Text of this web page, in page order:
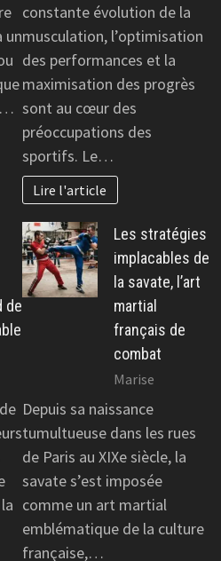
un
constante évolution de la
musculation, l’optimisation
des performances et la
maximisation des progrès
sont au cœur des
préoccupations des
sportifs. Le…
Lire l'article
de
Les stratégies
implacables de
la savate, l’art
martial
français de
combat
Marise
Depuis sa naissance
tumultueuse dans les rues
de Paris au XIXe siècle, la
savate s’est imposée
comme un art martial
emblématique de la culture
française,…